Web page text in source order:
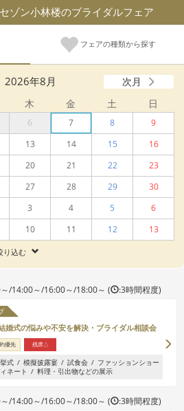
ゾン小林楼のブライダルフェア
フェアの種類から探す
2026年8月
次月
木 金 土 日
6 7 8
9
13 14 15
16
20 21 22
23
27 28 29
30
3 4 5
6
10 11 12 13
り込む
/14:00～/16:00～/18:00～ ( :3時間程度)
婚式の悩みや不安を解決・ブライダル相談会
優先 残席△
式 模擬披露宴 試食会
ファッションショー
ネート
料理・引出物などの展示
/14:00～/16:00～/18:00～ ( :3時間程度)